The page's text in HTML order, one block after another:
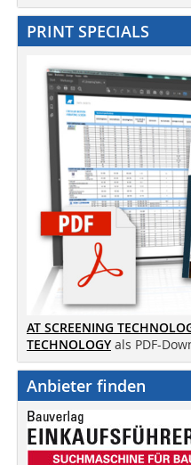
PRINT SPECIALS
AT SCREENING
TECHNOLOGY als PDF-
Anbieter finden